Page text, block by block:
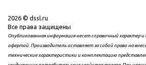
2026 © dssl.ru
Все права защищены
Опубликованная информация несет справочный характер и
офертой. Производитель оставляет за собой право на
технические характеристики и комплектацию